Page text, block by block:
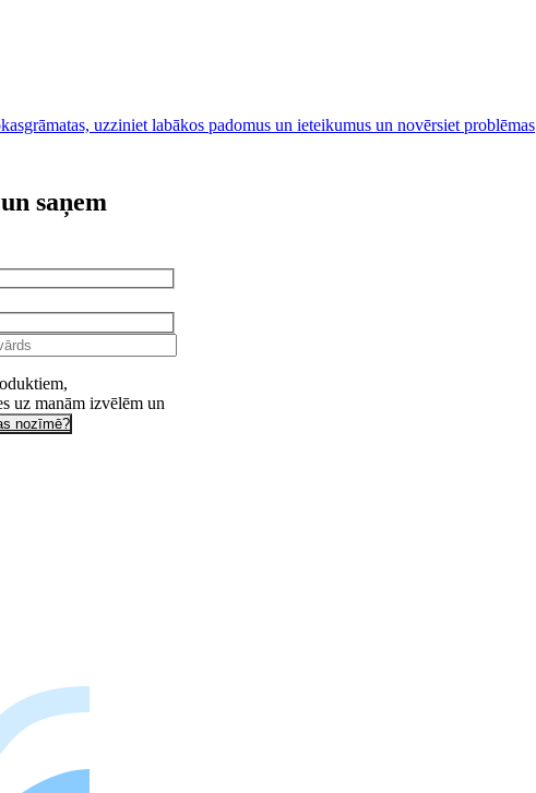
uzziniet labākos padomus un ieteikumus un novērsiet problēmas
saņem
uz manām izvēlēm un
nozīmē?